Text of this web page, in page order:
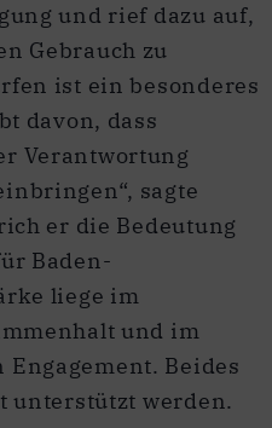
und rief dazu auf,
Gebrauch zu
ist ein besonderes
davon, dass
Verantwortung
sagte
er die Bedeutung
Baden-
liege im
und im
Beides
unterstützt werden.